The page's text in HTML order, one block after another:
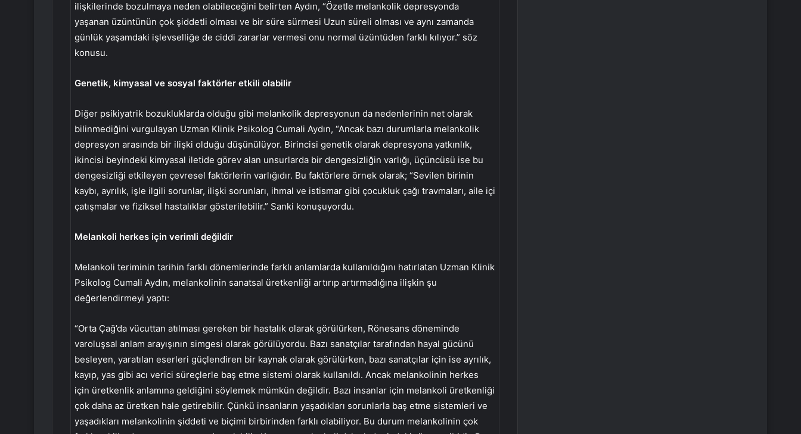
ilişkilerinde bozulmaya neden olabileceğini belirten Aydın, “Özetle melankolik depresyonda
yaşanan üzüntünün çok şiddetli olması ve bir süre sürmesi Uzun süreli olması ve aynı zamanda
günlük yaşamdaki işlevselliğe de ciddi zararlar vermesi onu normal üzüntüden farklı kılıyor.” söz
konusu.
Genetik, kimyasal ve sosyal faktörler etkili olabilir
Diğer psikiyatrik bozukluklarda olduğu gibi melankolik depresyonun da nedenlerinin net olarak
bilinmediğini vurgulayan Uzman Klinik Psikolog Cumali Aydın, “Ancak bazı durumlarla melankolik
depresyon arasında bir ilişki olduğu düşünülüyor. Birincisi genetik olarak depresyona yatkınlık,
ikincisi beyindeki kimyasal iletide görev alan unsurlarda bir dengesizliğin varlığı, üçüncüsü ise bu
dengesizliği etkileyen çevresel faktörlerin varlığıdır. Bu faktörlere örnek olarak; “Sevilen birinin
kaybı, ayrılık, işle ilgili sorunlar, ilişki sorunları, ihmal ve istismar gibi çocukluk çağı travmaları, aile içi
çatışmalar ve fiziksel hastalıklar gösterilebilir.” Sanki konuşuyordu.
Melankoli herkes için verimli değildir
Melankoli teriminin tarihin farklı dönemlerinde farklı anlamlarda kullanıldığını hatırlatan Uzman Klinik
Psikolog Cumali Aydın, melankolinin sanatsal üretkenliği artırıp artırmadığına ilişkin şu
değerlendirmeyi yaptı:
“Orta Çağ’da vücuttan atılması gereken bir hastalık olarak görülürken, Rönesans döneminde
varoluşsal anlam arayışının simgesi olarak görülüyordu. Bazı sanatçılar tarafından hayal gücünü
besleyen, yaratılan eserleri güçlendiren bir kaynak olarak görülürken, bazı sanatçılar için ise ayrılık,
kayıp, yas gibi acı verici süreçlerle baş etme sistemi olarak kullanıldı. Ancak melankolinin herkes
için üretkenlik anlamına geldiğini söylemek mümkün değildir. Bazı insanlar için melankoli üretkenliği
çok daha az üretken hale getirebilir. Çünkü insanların yaşadıkları sorunlarla baş etme sistemleri ve
yaşadıkları melankolinin şiddeti ve biçimi birbirinden farklı olabiliyor. Bu durum melankolinin çok